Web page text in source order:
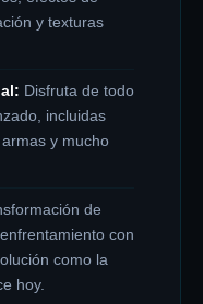
y texturas
Disfruta de todo
incluidas
y mucho
de
con
como la
hoy.